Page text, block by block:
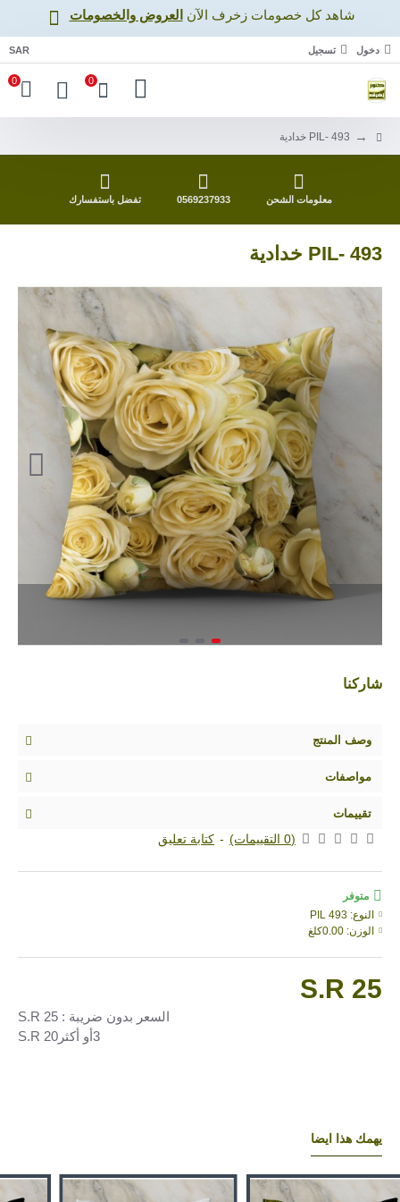
شاهد كل خصومات زخرف اﻵن العروض والخصومات
دخول تسجيل SAR
0
0
PIL- 493 خدادية
معلومات الشحن 0569237933 تفضل باستفسارك
PIL- 493 خدادية
شاركنا
وصف المنتج
مواصفات
تقييمات
(0 التقييمات) - كتابة تعليق
S.R 25
السعر بدون ضريبة : S.R 25
3أو أكثرS.R 20
متوفر
النوع: PIL 493
الوزن: 0.00كلغ
يهمك هذا ايضا